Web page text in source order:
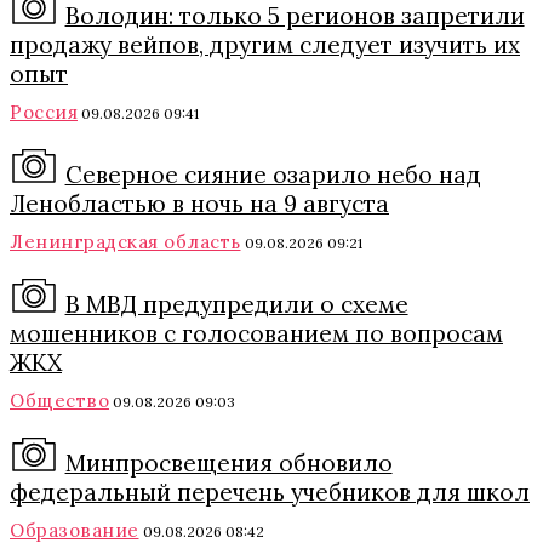
Володин: только 5 регионов запретили
продажу вейпов, другим следует изучить их
опыт
Россия 09.08.2026 09:41
Северное сияние озарило небо над
Ленобластью в ночь на 9 августа
Ленинградская область 09.08.2026 09:21
В МВД предупредили о схеме
мошенников с голосованием по вопросам
ЖКХ
Общество 09.08.2026 09:03
Минпросвещения обновило
федеральный перечень учебников для школ
Образование 09.08.2026 08:42